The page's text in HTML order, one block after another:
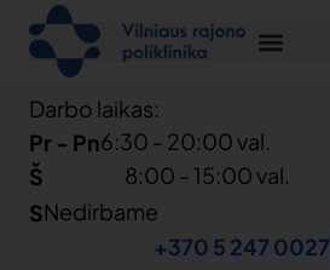
Darbo laikas:
Pr - Pn6:30 - 20:00 val.
Š
8:00 - 15:00 val.
SNedirbame
+370 5 247 0027